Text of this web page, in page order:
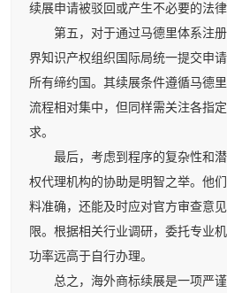
续展申请被驳回或产生不必要的法律
第五，对于通过马德里体系注册
界知识产权组织国际局统一提交申
所有缔约国。其续展条件遵循马德
流程相对集中，但同样需关注各指
求。
最后，考虑到程序的复杂性和潜
权代理机构的协助是明智之举。他
料准确，还能及时应对官方审查意
限。根据相关行业调研，委托专业
功率远高于自行办理。
总之，海外商标续展是一项严谨